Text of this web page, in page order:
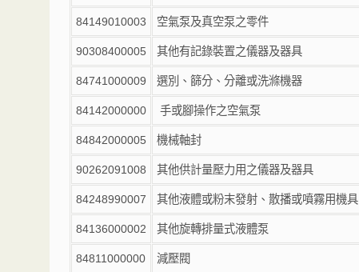
84149010003 空氣泵及真空泵之零件
90308400005 其他有記錄裝置之儀器及器具
84741000009 選別、篩分、分離或洗滌機器
84142000000 手或腳操作之空氣泵
84842000005 機械軸封
90262091008 其他供計量壓力用之儀器及器具
84248990007 其他液體或粉末發射、散播或噴霧用機具
84136000002 其他旋轉排量式液體泵
84811000000 減壓閥